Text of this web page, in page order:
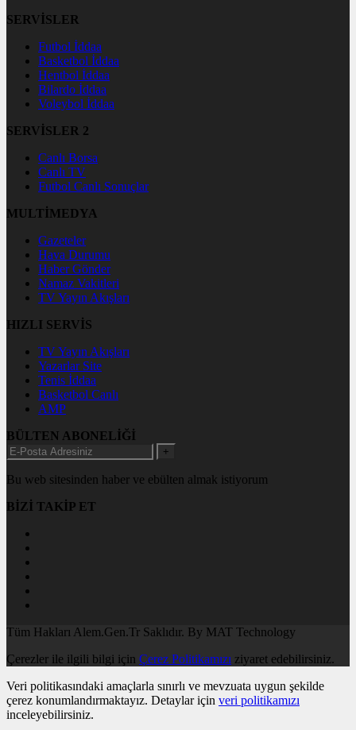
SERVİSLER
Futbol İddaa
Basketbol İddaa
Hentbol İddaa
Bilardo İddaa
Voleybol İddaa
SERVİSLER 2
Canlı Borsa
Canlı TV
Futbol Canlı Sonuçlar
MULTİMEDYA
Gazeteler
Hava Durumu
Haber Gönder
Namaz Vakitleri
TV Yayın Akışları
HIZLI SERVİS
TV Yayın Akışları
Yazarlar Site
Tenis İddaa
Basketbol Canlı
AMP
BÜLTEN ABONELİĞİ
+
Bu web sitesinden haber ve ebülten almak istiyorum
BİZİ TAKİP ET
Tüm Hakları Alem.Gen.Tr Saklıdır. By MAT Technology
Çerezler ile ilgili bilgi için Çerez Politikamızı ziyaret edebilirsiniz.
Veri politikasındaki amaçlarla sınırlı ve mevzuata uygun şekilde
çerez konumlandırmaktayız. Detaylar için veri politikamızı
inceleyebilirsiniz.